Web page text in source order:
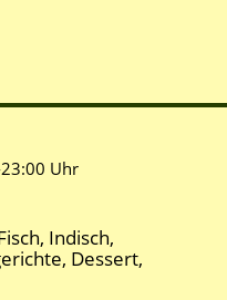
23:00 Uhr
Indisch,
Dessert,